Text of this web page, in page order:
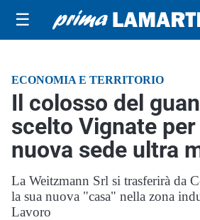
☰
ECONOMIA E TERRITORIO
Il colosso del
scelto Vignate per
nuova sede ultra
La Weitzmann Srl si trasferirà da
la sua nuova "casa" nella zona
Lavoro